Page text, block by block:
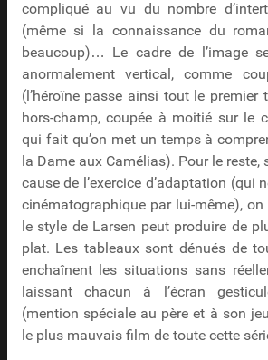
compliqué au vu du nombre
(même si la connaissance du
beaucoup)… Le cadre de l’image
anormalement vertical, comme
(l’héroïne passe ainsi tout le premier
hors-champ, coupée à moitié sur le
qui fait qu’on met un temps à
la Dame aux Camélias). Pour le reste,
cause de l’exercice d’adaptation (qui
cinématographique par lui-même),
le style de Larsen peut produire de
plat. Les tableaux sont dénués de
enchaînent les situations sans
laissant chacun à l’écran
(mention spéciale au père et à son
le plus mauvais film de toute cette